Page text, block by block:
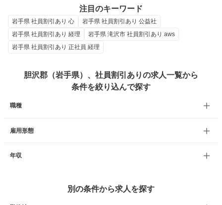
注目のキーワード
岩手県 社員割引あり 心
岩手県 社員割引あり 公益社
岩手県 社員割引あり 経理
岩手県 滝沢市 社員割引あり aws
岩手県 社員割引あり 正社員 経理
胆沢郡（岩手県）、社員割引ありの求人一覧から
条件を絞り込んで探す
職種
雇用形態
年収
別の条件から求人を探す